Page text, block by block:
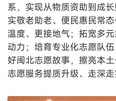
系，实现从物质资助到成
实敬老助老、便民惠民常
温度、更接地气；拓宽多
动力；培育专业化志愿队
好闽北志愿故事，擦亮本
志愿服务提质升级、走深走